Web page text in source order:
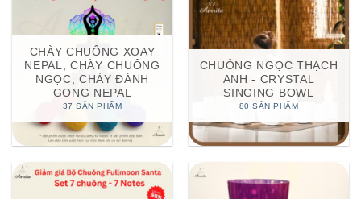
CHÀY CHUÔNG XOAY
NEPAL, CHÀY CHUÔNG
NGỌC, CHÀY ĐÁNH
GONG NEPAL
37 SẢN PHẨM
CHUÔNG NGỌC THẠCH
ANH - CRYSTAL
SINGING BOWL
80 SẢN PHẨM